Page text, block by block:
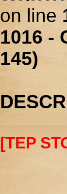
on line
1016 -
145)
[TEP